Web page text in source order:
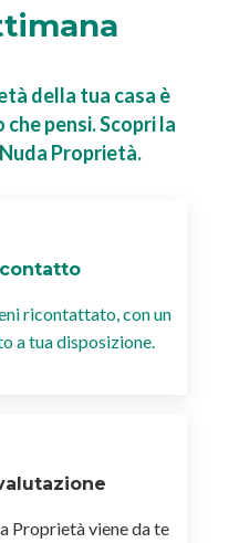
della tua casa è
chepensi. Scopri la
Proprietà.
ricontattato, con un
a tuadisposizione.
Proprietà viene da te